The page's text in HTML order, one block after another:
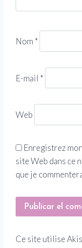
Nom *
E-mail *
Web
Enregistrez
site Web dans ce
que je
Ce site utilise